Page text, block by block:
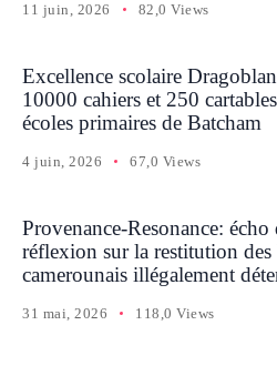
11 juin, 2026 82,0 Views
Excellence scolaire
10000 cahiers et 250
écoles primaires de Batcham
4 juin, 2026 67,0 Views
Provenance-Resonance: écho
réflexion sur la restitution
camerounais illégalement
31 mai, 2026 118,0 Views